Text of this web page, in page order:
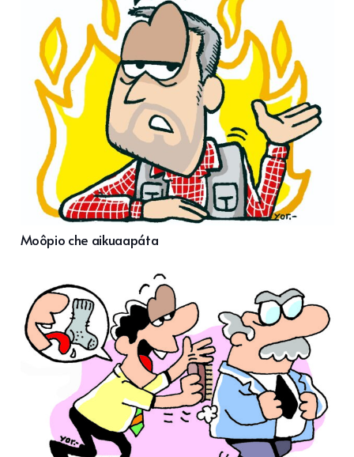
Moôpio che aikuaapáta